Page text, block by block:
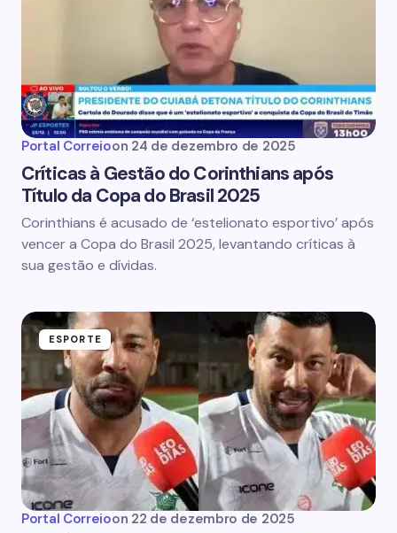
Portal Correioon 24 de dezembro de 2025
Críticas à Gestão do Corinthians após
Título da Copa do Brasil 2025
Corinthians é acusado de ‘estelionato esportivo’ após
vencer a Copa do Brasil 2025, levantando críticas à
sua gestão e dívidas.
ESPORTE
Portal Correioon 22 de dezembro de 2025